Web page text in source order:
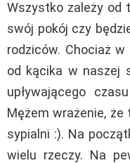
Wszystko zależy od
swój pokój czy
rodziców. Chociaż
od kącika w naszej
upływającego
Mężem wrażenie,
sypialni :). Na
wielu rzeczy. Na